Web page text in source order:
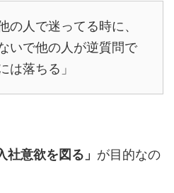
の人で迷ってる時に、
いで他の人が逆質問で
は落ちる」
社意欲を図る」 が目的なの